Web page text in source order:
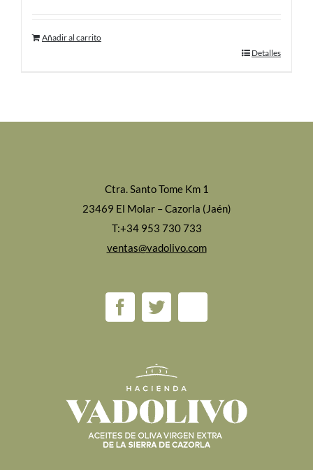
Añadir al carrito
Detalles
Ctra. Santo Tome Km 1
23469 El Molar – Cazorla (Jaén)
T:+34 953 730 733
ventas@vadolivo.com